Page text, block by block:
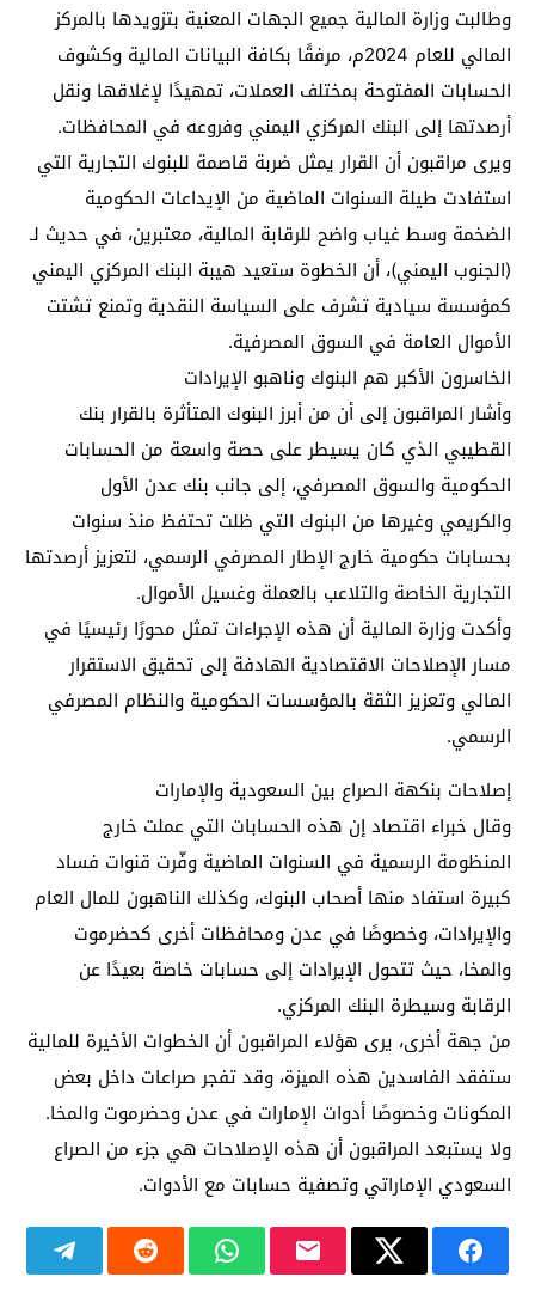
وطالبت وزارة المالية جميع الجهات المعنية بتزويدها بالمركز
المالي للعام 2024م، مرفقًا بكافة البيانات المالية وكشوف
الحسابات المفتوحة بمختلف العملات، تمهيدًا لإغلاقها ونقل
أرصدتها إلى البنك المركزي اليمني وفروعه في المحافظات.
ويرى مراقبون أن القرار يمثل ضربة قاصمة للبنوك التجارية التي
استفادت طيلة السنوات الماضية من الإيداعات الحكومية
الضخمة وسط غياب واضح للرقابة المالية، معتبرين، في حديث لـ
(الجنوب اليمني)، أن الخطوة ستعيد هيبة البنك المركزي اليمني
كمؤسسة سيادية تشرف على السياسة النقدية وتمنع تشتت
الأموال العامة في السوق المصرفية.
الخاسرون الأكبر هم البنوك وناهبو الإيرادات
وأشار المراقبون إلى أن من أبرز البنوك المتأثرة بالقرار بنك
القطيبي الذي كان يسيطر على حصة واسعة من الحسابات
الحكومية والسوق المصرفي، إلى جانب بنك عدن الأول
والكريمي وغيرها من البنوك التي ظلت تحتفظ منذ سنوات
بحسابات حكومية خارج الإطار المصرفي الرسمي، لتعزيز أرصدتها
التجارية الخاصة والتلاعب بالعملة وغسيل الأموال.
وأكدت وزارة المالية أن هذه الإجراءات تمثل محورًا رئيسيًا في
مسار الإصلاحات الاقتصادية الهادفة إلى تحقيق الاستقرار
المالي وتعزيز الثقة بالمؤسسات الحكومية والنظام المصرفي
الرسمي.
إصلاحات بنكهة الصراع بين السعودية والإمارات
وقال خبراء اقتصاد إن هذه الحسابات التي عملت خارج
المنظومة الرسمية في السنوات الماضية وفّرت قنوات فساد
كبيرة استفاد منها أصحاب البنوك، وكذلك الناهبون للمال العام
والإيرادات، وخصوصًا في عدن ومحافظات أخرى كحضرموت
والمخا، حيث تتحول الإيرادات إلى حسابات خاصة بعيدًا عن
الرقابة وسيطرة البنك المركزي.
من جهة أخرى، يرى هؤلاء المراقبون أن الخطوات الأخيرة للمالية
ستفقد الفاسدين هذه الميزة، وقد تفجر صراعات داخل بعض
المكونات وخصوصًا أدوات الإمارات في عدن وحضرموت والمخا.
ولا يستبعد المراقبون أن هذه الإصلاحات هي جزء من الصراع
السعودي الإماراتي وتصفية حسابات مع الأدوات.